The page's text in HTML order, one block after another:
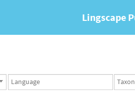
Lingscape
Languages
set
set